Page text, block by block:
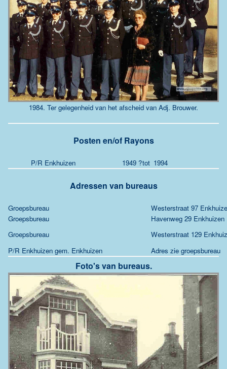
1984. Ter gelegenheid van het afscheid van Adj. Brouwer.
Posten en/of Rayons
P/R Enkhuizen 1949 ?tot 1994
Adressen van bureaus
Groepsbureau
Westerstraat 97
Groepsbureau
Havenweg 29 Enkhuizen
Groepsbureau
Westerstraat 129
P/R Enkhuizen gem. Enkhuizen
Adres zie groepsbureau
Foto's van bureaus.